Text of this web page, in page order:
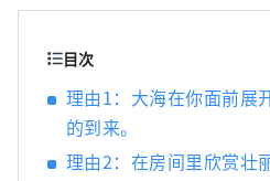
目次
理由1：大海在你面前展
的到来。
理由2：在房间里欣赏壮